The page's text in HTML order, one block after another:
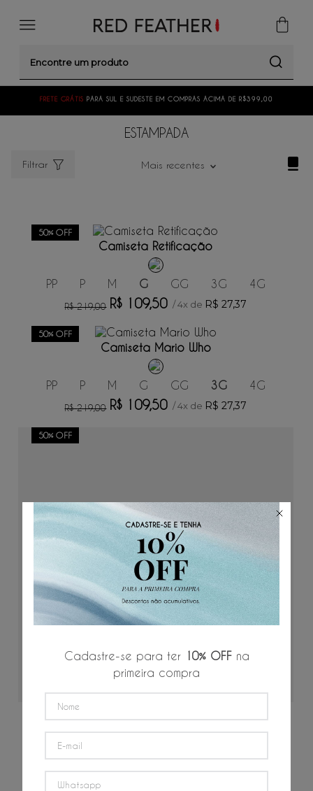
FRETE GRÁTIS PARA SUL E SUDESTE EM COMPRAS ACIMA DE R$399,00
ESTAMPADA
Filtrar Mais recentes
50% OFF
ADICIONAR AO CARRINHO
Camiseta Retificação
PP P M G GG 3G 4G
R$ 219,00 R$ 109,50 /4x de R$ 27,37
50% OFF
ADICIONAR AO CARRINHO
Camiseta Mario Who
PP P M G GG 3G 4G
R$ 219,00 R$ 109,50 /4x de R$ 27,37
50% OFF
P
R$ 219,00 R$ 109,50 /4x deR$ 27,37
Cadastre-se para ter 10% OFFna
primeira compra